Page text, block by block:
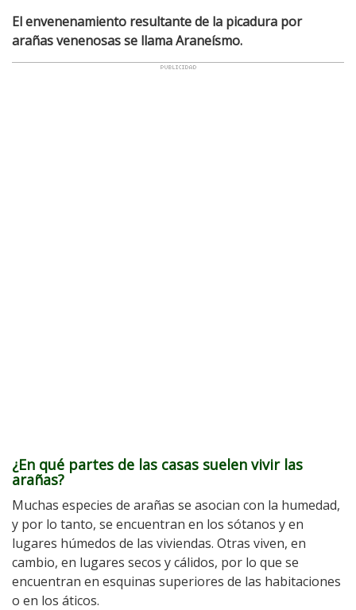
El envenenamiento resultante de la picadura por
arañas venenosas se llama Araneísmo.
¿En qué partes de las casas suelen vivir las
arañas?
Muchas especies de arañas se asocian con la humedad,
y por lo tanto, se encuentran en los sótanos y en
lugares húmedos de las viviendas. Otras viven, en
cambio, en lugares secos y cálidos, por lo que se
encuentran en esquinas superiores de las habitaciones
o en los áticos.